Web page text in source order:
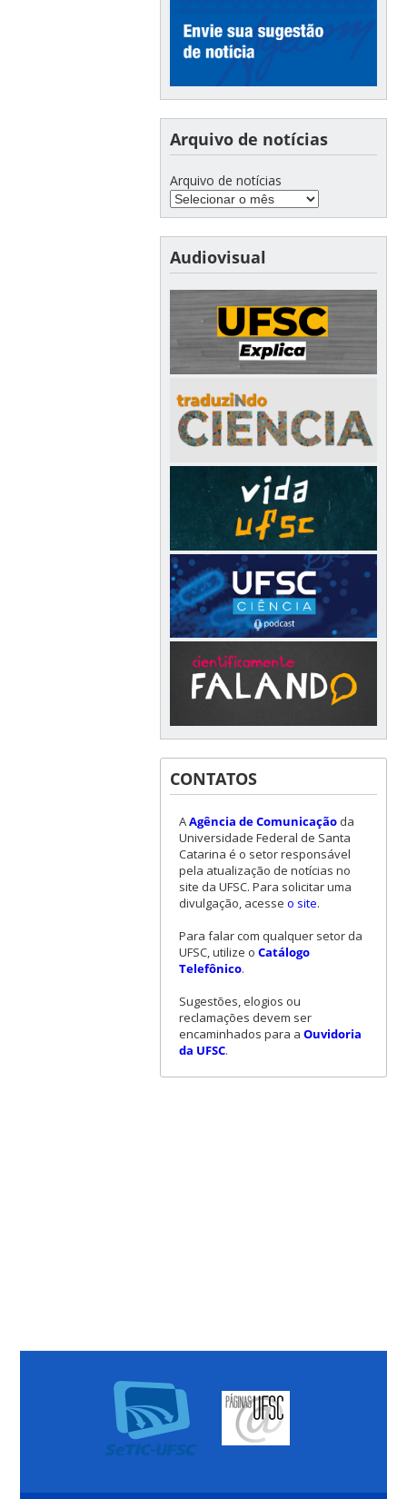
Arquivo de notícias
Arquivo de notícias
Audiovisual
CONTATOS
AAgência de Comunicaçãoda
Universidade Federal de Santa
Catarina é o setor responsável
pela atualização de notícias no
site da UFSC. Para solicitar uma
divulgação, acesse o site.
Para falar com qualquer setor da
UFSC, utilize o Catálogo
Telefônico.
Sugestões, elogios ou
reclamações devem ser
encaminhados para a Ouvidoria
da UFSC.